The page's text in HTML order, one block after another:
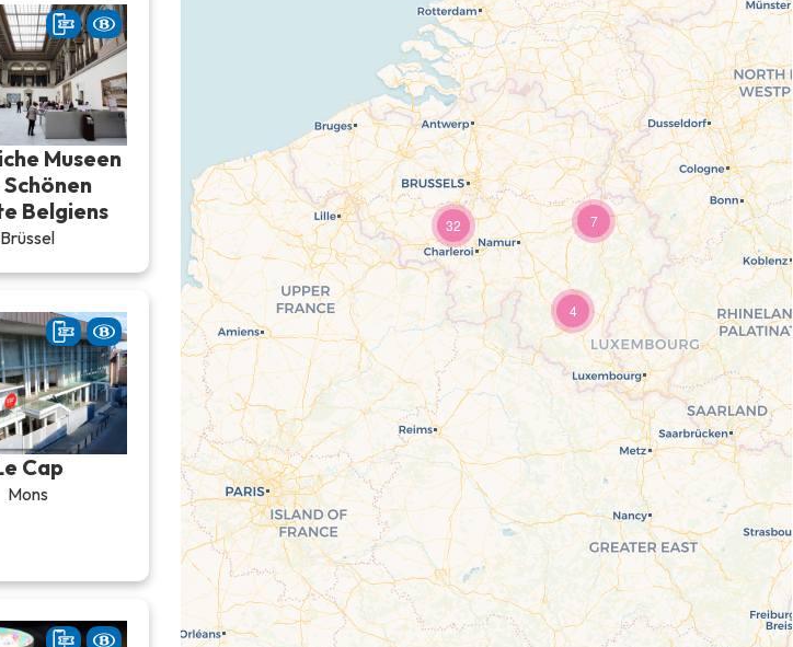
Museen
Belgiens
Brüssel
Cap
Mons
7
4
32